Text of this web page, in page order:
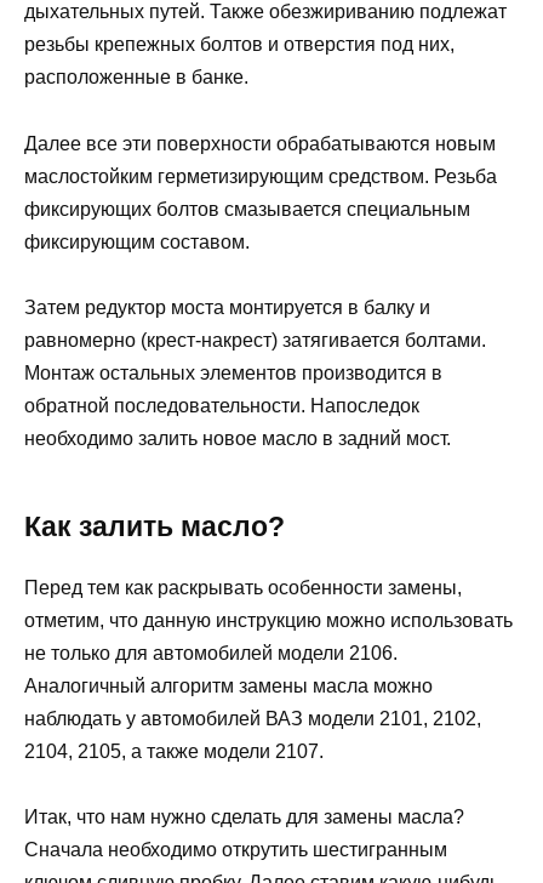
дыхательных путей. Также обезжириванию подлежат
резьбы крепежных болтов и отверстия под них,
расположенные в банке.
Далее все эти поверхности обрабатываются новым
маслостойким герметизирующим средством. Резьба
фиксирующих болтов смазывается специальным
фиксирующим составом.
Затем редуктор моста монтируется в балку и
равномерно (крест-накрест) затягивается болтами.
Монтаж остальных элементов производится в
обратной последовательности. Напоследок
необходимо залить новое масло в задний мост.
Как залить масло?
Перед тем как раскрывать особенности замены,
отметим, что данную инструкцию можно использовать
не только для автомобилей модели 2106.
Аналогичный алгоритм замены масла можно
наблюдать у автомобилей ВАЗ модели 2101, 2102,
2104, 2105, а также модели 2107.
Итак, что нам нужно сделать для замены масла?
Сначала необходимо открутить шестигранным